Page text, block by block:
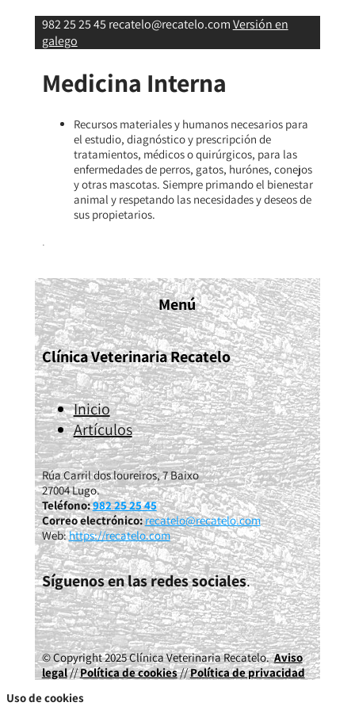
982 25 25 45 recatelo@recatelo.comVersión en
galego
Medicina Interna
Recursos materiales y humanos necesarios para
el estudio, diagnóstico y prescripción de
tratamientos, médicos o quirúrgicos, para las
enfermedades de perros, gatos, hurónes, conejos
y otras mascotas. Siempre primando el bienestar
animal y respetando las necesidades y deseos de
sus propietarios.
.
Menú
Clínica Veterinaria Recatelo
Inicio
Artículos
Rúa Carril dos loureiros, 7 Baixo
27004 Lugo.
Teléfono:982 25 25 45
Correo electrónico:recatelo@recatelo.com
Web:https://recatelo.com
Síguenos en las redes sociales.
© Copyright 2025 Clínica Veterinaria Recatelo.Aviso
legal//Política de cookies//Política de privacidad
Uso de cookies